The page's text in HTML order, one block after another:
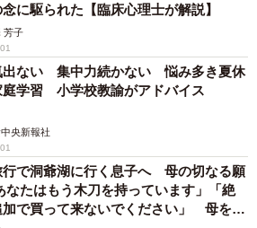
に駆られた【臨床心理士が解説】
芳子
出ない 集中力続かない 悩み多き夏休
庭学習 小学校教諭がアドバイス
央新報社
行で洞爺湖に行く息子へ 母の切なる願
なたはもう木刀を持っています」「絶
加で買って来ないでください」 母を困